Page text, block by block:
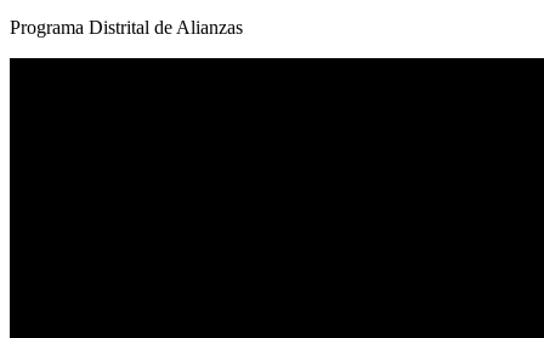
Programa Distrital de Alianzas